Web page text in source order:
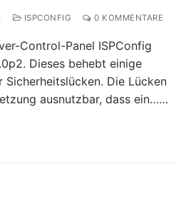
ISPCONFIG 0 KOMMENTARE
Control-Panel ISPConfig
Dieses behebt einige
Sicherheitslücken. Die Lücken
ausnutzbar, dass ein……